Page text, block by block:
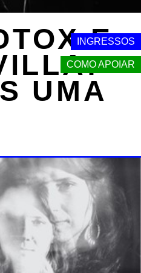
INGRESSOS
COMO APOIAR
E
UMA